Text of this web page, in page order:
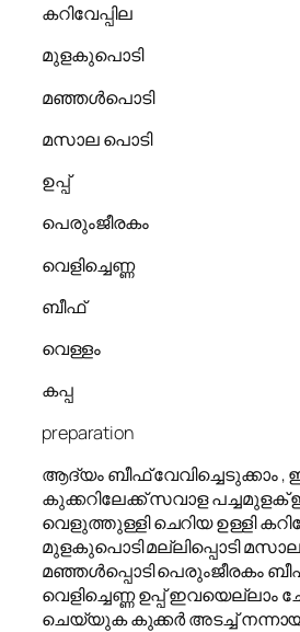
കറിവേപ്പില
മുളകുപൊടി
മഞ്ഞൾപൊടി
മസാല പൊടി
ഉപ്പ്
പെരുംജീരകം
വെളിച്ചെണ്ണ
ബീഫ്
വെള്ളം
കപ്പ
preparation
ആദ്യം ബീഫ് വേവിച്ചെടുക്കാം ,
കുക്കറിലേക്ക് സവാള പച്ചമുളക്
വെളുത്തുള്ളി ചെറിയ ഉള്ളി
മുളകുപൊടി മല്ലിപ്പൊടി
മഞ്ഞൾപ്പൊടി പെരുംജീരകം
വെളിച്ചെണ്ണ ഉപ്പ് ഇവയെല്ലാം
ചെയ്യുക കുക്കർ അടച്ച് നന്നായി